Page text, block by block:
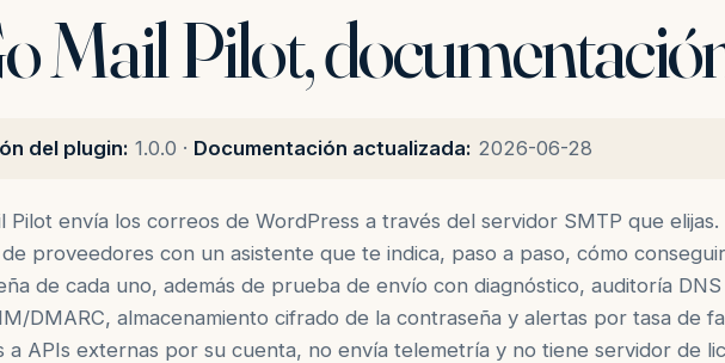
Mail Pilot,
del plugin: 1.0.0 · Documentación actualizada: 2026-06-28
Pilot envía los correos de WordPress a través del servidor SMTP que
proveedores con un asistente que te indica, paso a paso, cómo
de cada uno, además de prueba de envío con diagnóstico, auditoría
DMARC, almacenamiento cifrado de la contraseña y alertas por tasa de
a APIs externas por su cuenta, no envía telemetría y no tiene servidor de